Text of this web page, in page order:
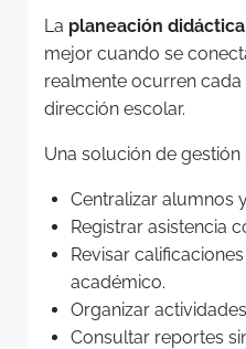
La planeación
mejor cuando se
realmente ocurren cada
dirección escolar.
Una solución de
Centralizar alumnos
Registrar asistencia
Revisar
académico.
Organizar
Consultar reportes